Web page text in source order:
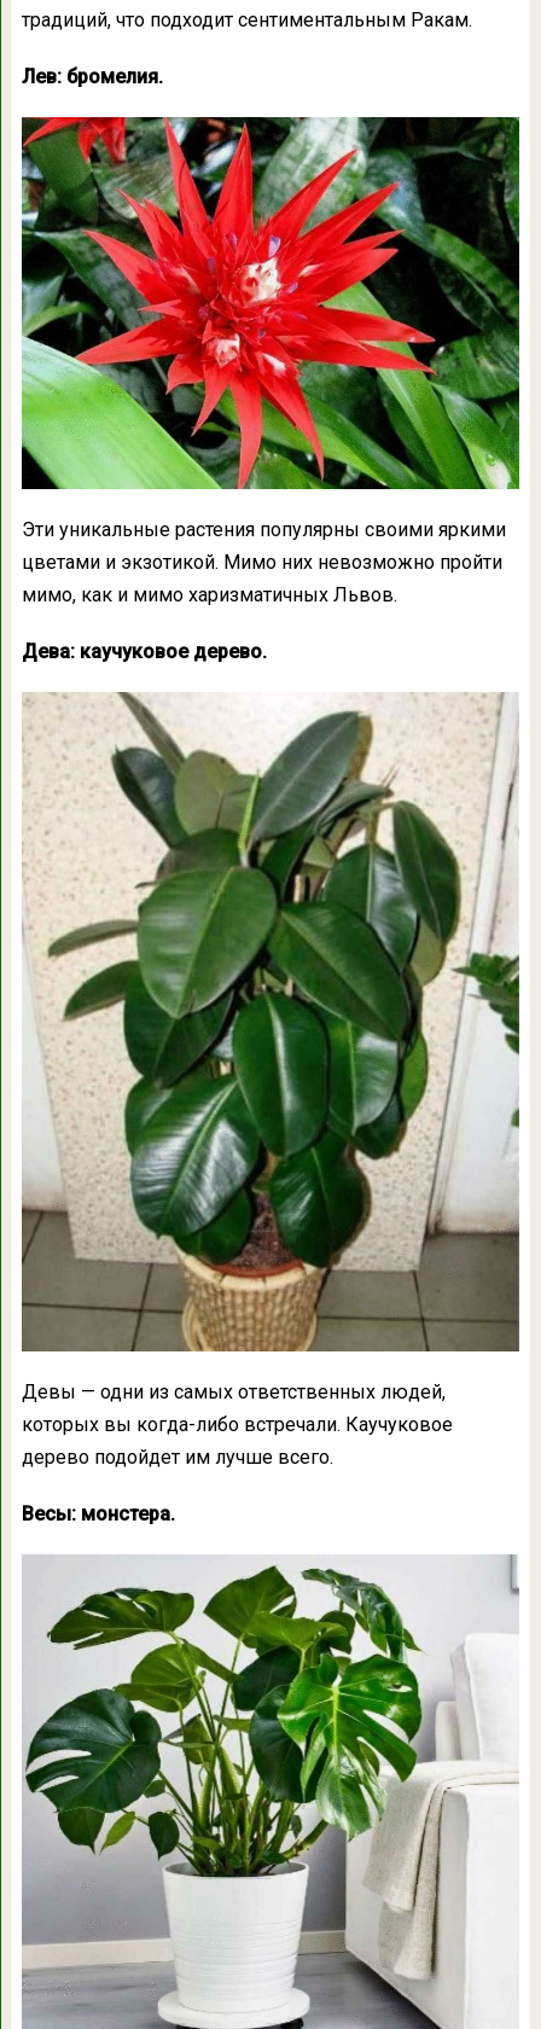
традиций, что подходит сентиментальным Ракам.
Лев: бромелия.
Эти уникальные растения популярны своими яркими
цветами и экзотикой. Мимо них невозможно пройти
мимо, как и мимо харизматичных Львов.
Дева: каучуковое дерево.
Девы — одни из самых ответственных людей,
которых вы когда-либо встречали. Каучуковое
дерево подойдет им лучше всего.
Весы: монстера.